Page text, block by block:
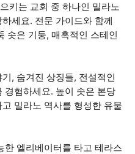
키는 교회 중 하나인 밀라노
세요. 전문 가이드와 함께
솟은 기둥, 매혹적인 스테인
, 숨겨진 상징들, 전설적인
경험하세요. 높이 솟은 본당
밀라노 역사를 형성한 유물
한 엘리베이터를 타고 테라스